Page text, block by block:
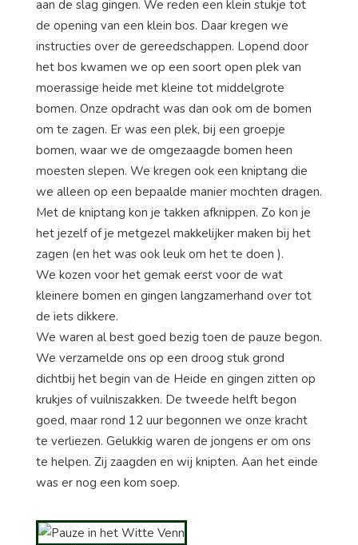
aan de slag gingen. We reden een klein stukje tot
de opening van een klein bos. Daar kregen we
instructies over de gereedschappen. Lopend door
het bos kwamen we op een soort open plek van
moerassige heide met kleine tot middelgrote
bomen. Onze opdracht was dan ook om de bomen
om te zagen. Er was een plek, bij een groepje
bomen, waar we de omgezaagde bomen heen
moesten slepen. We kregen ook een kniptang die
we alleen op een bepaalde manier mochten dragen.
Met de kniptang kon je takken afknippen. Zo kon je
het jezelf of je metgezel makkelijker maken bij het
zagen (en het was ook leuk om het te doen ).
We kozen voor het gemak eerst voor de wat
kleinere bomen en gingen langzamerhand over tot
de iets dikkere.
We waren al best goed bezig toen de pauze begon.
We verzamelde ons op een droog stuk grond
dichtbij het begin van de Heide en gingen zitten op
krukjes of vuilniszakken. De tweede helft begon
goed, maar rond 12 uur begonnen we onze kracht
te verliezen. Gelukkig waren de jongens er om ons
te helpen. Zij zaagden en wij knipten. Aan het einde
was er nog een kom soep.